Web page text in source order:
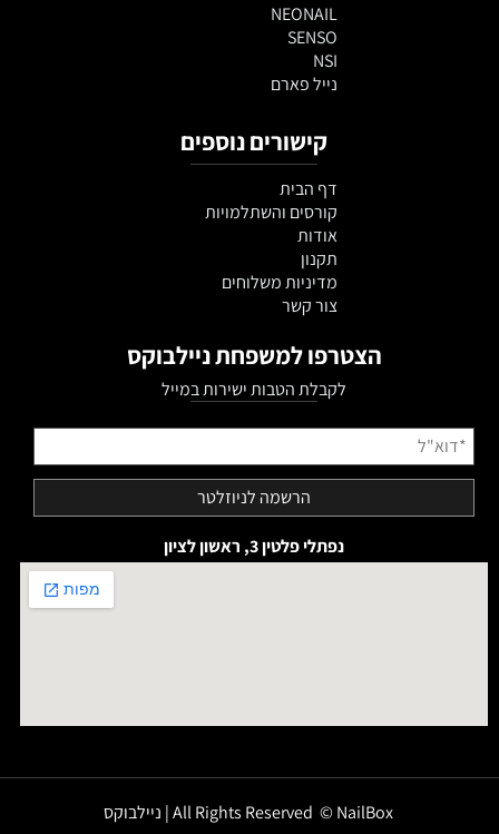
NEONAIL
SENSO
NSI
נייל פארם
קישורים נוספים
דף הבית
קורסים והשתלמויות
אודות
תקנון
מדיניות משלוחים
צור קשר
הצטרפו למשפחת ניילבוקס
לקבלת הטבות ישירות במייל
נפתלי פלטין 3, ראשון לציון
All Rights Reserved © NailBox | ניילבוקס